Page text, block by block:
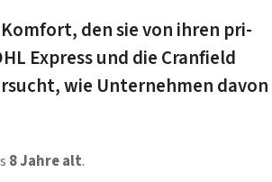
den sie von ihren pri­
Express und die Cran­field
wie Un­ter­nehmen da­von
8 Jahre alt.